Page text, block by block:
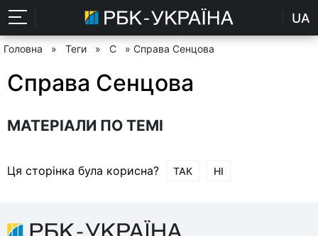
UA
Головна » Теги » С » Справа Сенцова
Справа Сенцова
МАТЕРІАЛИ ПО ТЕМІ
Ця сторінка була корисна? ТАК НІ